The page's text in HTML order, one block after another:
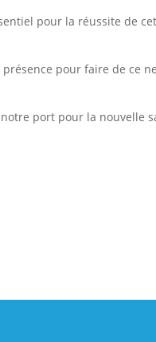
pour la réussite de
pour faire de ce
port pour la nouvelle